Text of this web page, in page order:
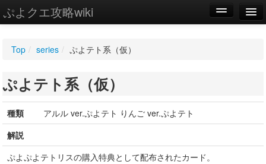
ぷよクエ攻略wiki
WIKI
設定
Top / series / ぷよテト系（仮）
ぷよテト系（仮）
種類
アルル ver.ぷよテト りんご ver.ぷよテト
解説
ぷよぷよテトリスの購入特典として配布されたカード。